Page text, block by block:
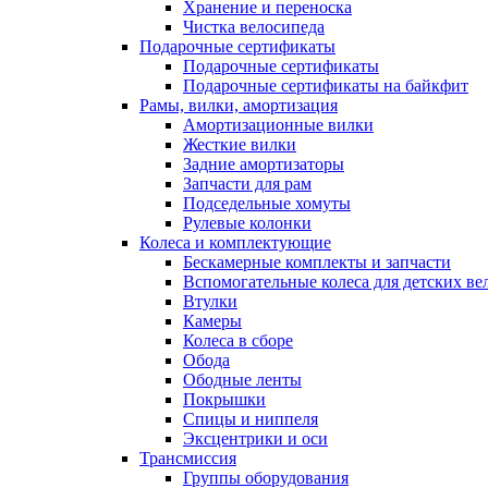
Хранение и переноска
Чистка велосипеда
Подарочные сертификаты
Подарочные сертификаты
Подарочные сертификаты на байкфит
Рамы, вилки, амортизация
Амортизационные вилки
Жесткие вилки
Задние амортизаторы
Запчасти для рам
Подседельные хомуты
Рулевые колонки
Колеса и комплектующие
Бескамерные комплекты и запчасти
Вспомогательные колеса для детских
Втулки
Камеры
Колеса в сборе
Обода
Ободные ленты
Покрышки
Спицы и ниппеля
Эксцентрики и оси
Трансмиссия
Группы оборудования